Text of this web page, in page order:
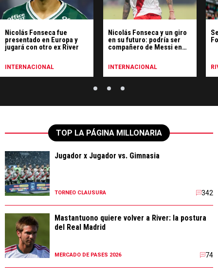
Nicolás Fonseca fue
presentado en Europa y
jugará con otro ex River
INTERNACIONAL
Nicolás Fonseca y un giro
en su futuro: podría ser
compañero de Messi en
INTERNACIONAL
TOP LA PÁGINA MILLONARIA
Jugador x Jugador vs. Gimnasia
TORNEO CLAUSURA 342
Mastantuono quiere volver a River: la postura
del Real Madrid
MERCADO DE PASES 2026 74